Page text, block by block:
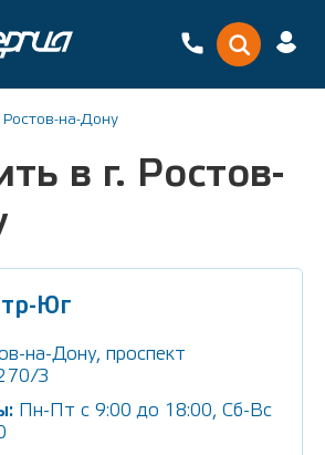
Ростов-на-Дону
в г. Ростов-
Юг
на-Дону, проспект
3
Пн-Пт с 9:00 до 18:00, Сб-Вс